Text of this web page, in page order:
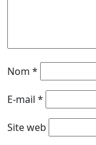
Nom *
E-mail *
Site web